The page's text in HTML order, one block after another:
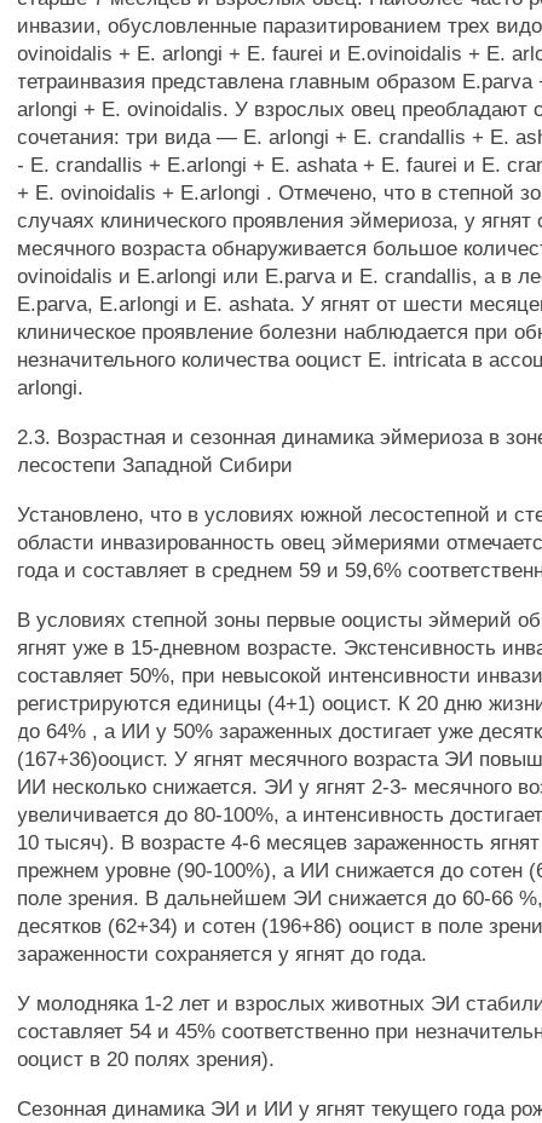
инвазии, обусловленные паразитированием трех
ovinoidalis + Е. arlongi + Е. faurei и E.ovinoidalis + Е.
тетраинвазия представлена главным образом
arlongi + Е. ovinoidalis. У взрослых овец
сочетания: три вида — Е. arlongi + Е. crandallis + Е.
- Е. crandallis + E.arlongi + Е. ashata + Е. faurei и Е.
+ Е. ovinoidalis + E.arlongi . Отмечено, что в степной
случаях клинического проявления эймериоза, у ягнят
месячного возраста обнаруживается большое
ovinoidalis и E.arlongi или E.parva и Е. crandallis, а в
E.parva, E.arlongi и Е. ashata. У ягнят от шести
клиническое проявление болезни наблюдается при
незначительного количества ооцист Е. intricata в
arlongi.
2.3. Возрастная и сезонная динамика эймериоза в
лесостепи Западной Сибири
Установлено, что в условиях южной лесостепной и
области инвазированность овец эймериями
года и составляет в среднем 59 и 59,6%
В условиях степной зоны первые ооцисты эймерий
ягнят уже в 15-дневном возрасте. Экстенсивность
составляет 50%, при невысокой интенсивности
регистрируются единицы (4+1) ооцист. К 20 дню
до 64% , а ИИ у 50% зараженных достигает уже
(167+36)ооцист. У ягнят месячного возраста ЭИ
ИИ несколько снижается. ЭИ у ягнят 2-3- месячного
увеличивается до 80-100%, а интенсивность
10 тысяч). В возрасте 4-6 месяцев зараженность
прежнем уровне (90-100%), а ИИ снижается до сотен
поле зрения. В дальнейшем ЭИ снижается до 60-66
десятков (62+34) и сотен (196+86) ооцист в поле
зараженности сохраняется у ягнят до года.
У молодняка 1-2 лет и взрослых животных ЭИ
составляет 54 и 45% соответственно при
ооцист в 20 полях зрения).
Сезонная динамика ЭИ и ИИ у ягнят текущего года